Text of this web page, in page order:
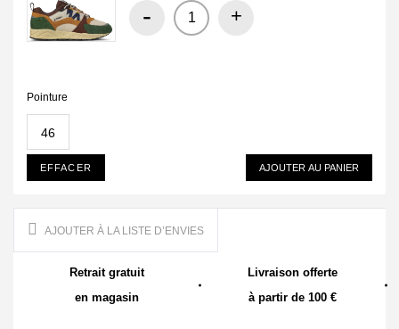
- +
Pointure
46
EFFACER AJOUTER AU PANIER
AJOUTER À LA LISTE D’ENVIES
Retrait gratuit
en magasin
Livraison offerte
à partir de 100 €